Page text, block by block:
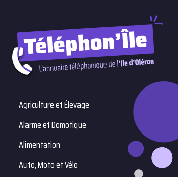
Agriculture et Élevage
Alarme et Domotique
Alimentation
Auto, Moto et Vélo